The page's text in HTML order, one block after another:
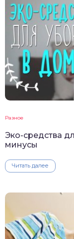
Разное
Эко-средства
минусы
Читать далее